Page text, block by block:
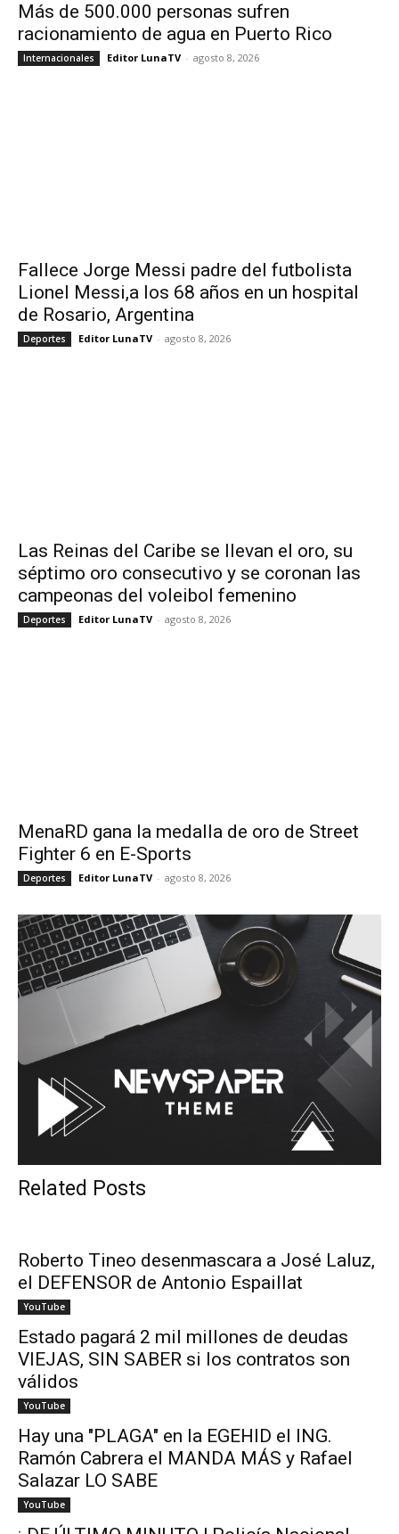
Más de 500.000 personas sufren
racionamiento de agua en Puerto Rico
Internacionales Editor LunaTV - agosto 8, 2026
Fallece Jorge Messi padre del futbolista
Lionel Messi,a los 68 años en un hospital
de Rosario, Argentina
Deportes Editor LunaTV - agosto 8, 2026
Las Reinas del Caribe se llevan el oro, su
séptimo oro consecutivo y se coronan las
campeonas del voleibol femenino
Deportes Editor LunaTV - agosto 8, 2026
MenaRD gana la medalla de oro de Street
Fighter 6 en E-Sports
Deportes Editor LunaTV - agosto 8, 2026
Related Posts
Roberto Tineo desenmascara a José Laluz,
el DEFENSOR de Antonio Espaillat
YouTube
Estado pagará 2 mil millones de deudas
VIEJAS, SIN SABER si los contratos son
válidos
YouTube
Hay una "PLAGA" en la EGEHID el ING.
Ramón Cabrera el MANDA MÁS y Rafael
Salazar LO SABE
YouTube